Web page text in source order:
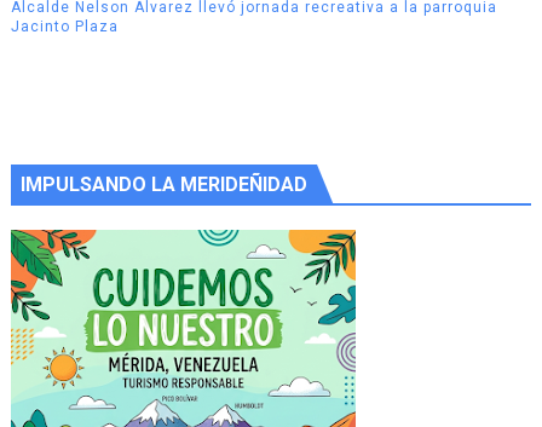
Alcalde Nelson Álvarez llevó jornada recreativa a la parroquia
Jacinto Plaza
IMPULSANDO LA MERIDEÑIDAD